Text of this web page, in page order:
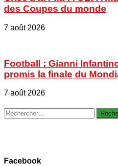
des Coupes du monde
7 août 2026
Football : Gianni
promis la finale du
7 août 2026
Rechercher :
Facebook